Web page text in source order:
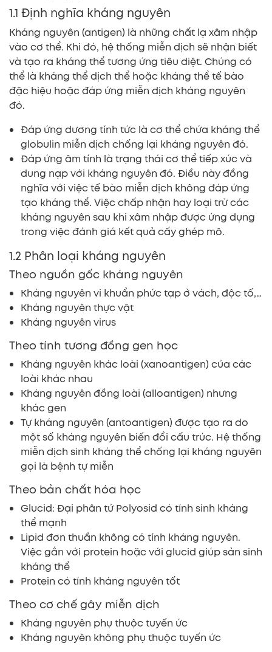
1.1 Định nghĩa kháng nguyên
Kháng nguyên (antigen) là những chất lạ xâm nhập
vào cơ thể. Khi đó, hệ thống miễn dịch sẽ nhận biết
và tạo ra kháng thể tương ứng tiêu diệt. Chúng có
thể là kháng thể dịch thể hoặc kháng thể tế bào
đặc hiệu hoặc đáp ứng miễn dịch kháng nguyên
đó.
Đáp ứng dương tính tức là cơ thể chứa kháng thể
globulin miễn dịch chống lại kháng nguyên đó.
Đáp ứng âm tính là trạng thái cơ thể tiếp xúc và
dung nạp với kháng nguyên đó. Điều này đồng
nghĩa với việc tế bào miễn dịch không đáp ứng
tạo kháng thể. Việc chấp nhận hay loại trừ các
kháng nguyên sau khi xâm nhập được ứng dụng
trong việc đánh giá kết quả cấy ghép mô.
1.2 Phân loại kháng nguyên
Theo nguồn gốc kháng nguyên
Kháng nguyên vi khuẩn phức tạp ở vách, độc tố,…
Kháng nguyên thực vật
Kháng nguyên virus
Theo tính tương đồng gen học
Kháng nguyên khác loài (xanoantigen) của các
loài khác nhau
Kháng nguyên đồng loài (alloantigen) nhưng
khác gen
Tự kháng nguyên (antoantigen) được tạo ra do
một số kháng nguyên biến đổi cấu trúc. Hệ thống
miễn dịch sinh kháng thể chống lại kháng nguyên
gọi là bệnh tự miễn
Theo bản chất hóa học
Glucid: Đại phân tử Polyosid có tính sinh kháng
thể mạnh
Lipid đơn thuần không có tính kháng nguyên.
Việc gắn với protein hoặc với glucid giúp sản sinh
kháng thể
Protein có tính kháng nguyên tốt
Theo cơ chế gây miễn dịch
Kháng nguyên phụ thuộc tuyến ức
Kháng nguyên không phụ thuộc tuyến ức